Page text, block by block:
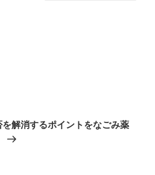
解消するポイントをなごみ薬